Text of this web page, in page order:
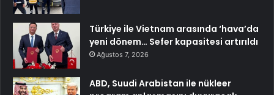
Türkiye ile Vietnam arasında ‘hava’da
yeni dönem… Sefer kapasitesi artırıldı
Ağustos 7, 2026
ABD, Suudi Arabistan ile nükleer